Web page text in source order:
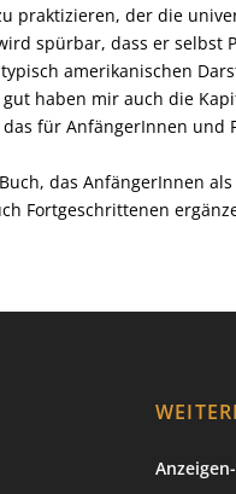
praktizieren, der die
spürbar, dass er
amerikanischen
haben mir auch die
für AnfängerInnen
das AnfängerInnen
Fortgeschrittenen